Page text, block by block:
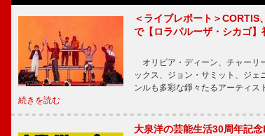
＜ライブレポート＞
で【ロラパルーザ・シカゴ】
オリビア・ディーン、チャーリ
ックス、ジョン・サミット、ジェ
ンルも多彩な錚々たるアーティ
続きを読む
大泉洋の芸能生活30周年記